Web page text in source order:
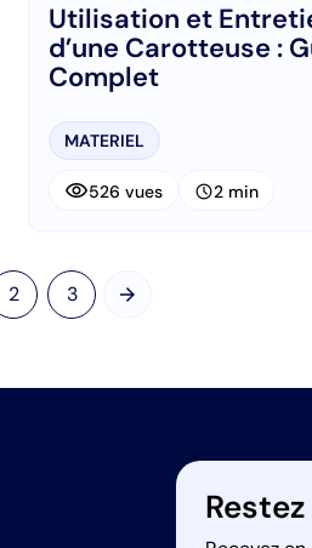
Utilisation et
d’une Carotteuse :
Complet
MATERIEL
visibility526 vues schedule2 min
2 3 Suivant
arrow_forward